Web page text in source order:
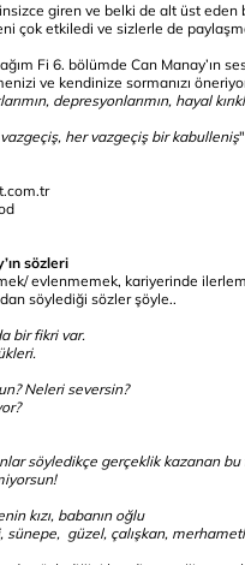
giren ve belki de alt üst
çok etkiledi ve sizlerle de
Fi 6. bölümde Can
ve kendinize sormanızı
depresyonlarımın, hayal
her vazgeçiş bir kabulleniş
sözleri
evlenmemek, kariyerinde
söylediği sözler şöyle..
bir fikri var.
Neleri seversin?
söyledikçe gerçeklik kazanan
kızı, babanın oğlu
sünepe, güzel, çalışkan,